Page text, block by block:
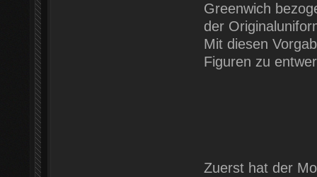
Greenwich
der
Mit diesen
Figuren zu
Zuerst hat der